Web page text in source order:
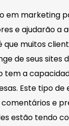
em marketing
e ajudarão
muitos
de seus
tem a
Este tipo
e
estão tendo